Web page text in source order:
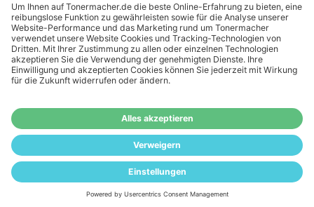
von mindestens 35€ (inkl. Mwst.) an Ampertec Artikeln in Ihrem Warenkorb, ist der
Versand für Sie kostenfrei.
Das Angebot von tonermacher.de richtet sich
nicht an Wiederverkäufer. Wenn Sie Wiederverkäufer sind,
registrieren Sie sich bitte in unserem Händler-Portal
www.tonerhersteller.de